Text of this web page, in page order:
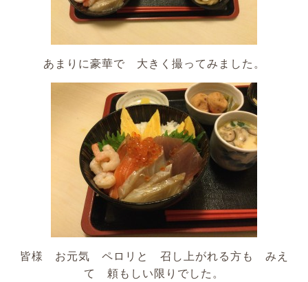
あまりに豪華で 大きく撮ってみました。
皆様 お元気 ペロリと 召し上がれる方も みえ
て 頼もしい限りでした。